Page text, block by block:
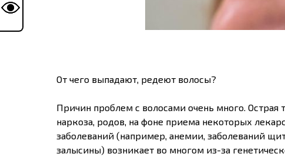
От чего выпадают, редеют волосы?
Причин проблем с волосами очень много. Острая
наркоза, родов, на фоне приема некоторых
заболеваний (например, анемии, заболеваний
залысины) возникает во многом из-за